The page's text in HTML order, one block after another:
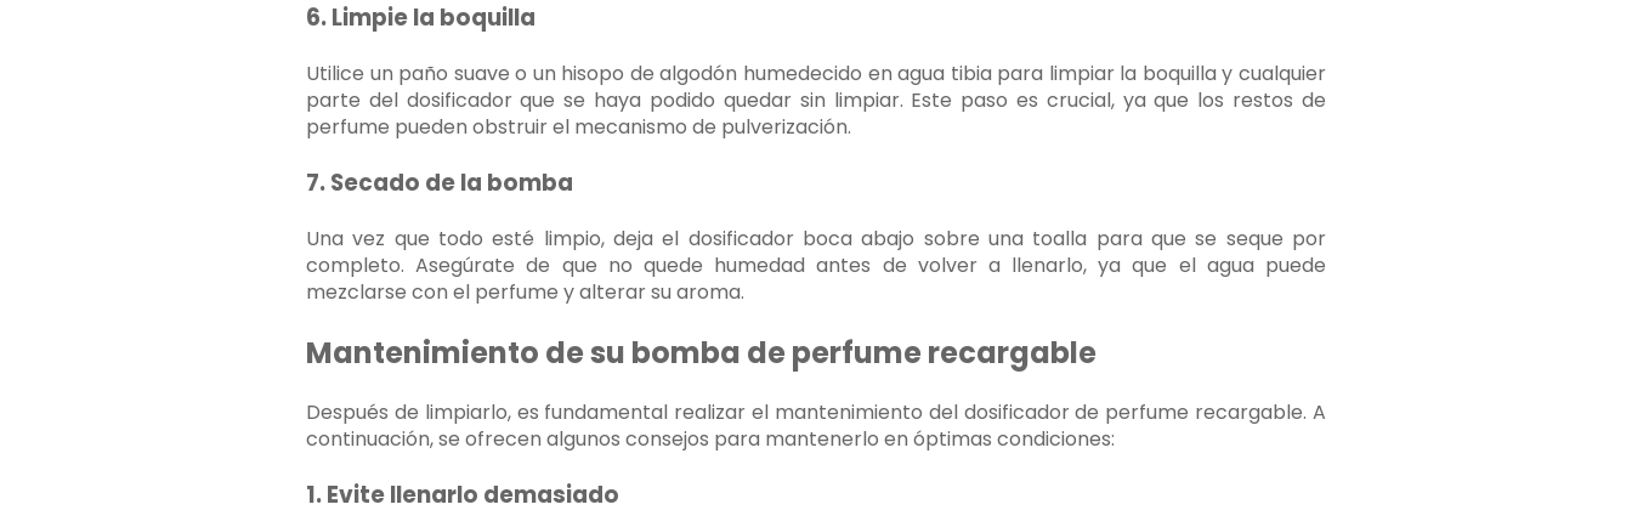
6. Limpie la boquilla
Utilice un paño suave o un hisopo de algodón humedecido en agua tibia para limpiar la boquilla y cualquier
parte del dosificador que se haya podido quedar sin limpiar. Este paso es crucial, ya que los restos de
perfume pueden obstruir el mecanismo de pulverización.
7. Secado de la bomba
Una vez que todo esté limpio, deja el dosificador boca abajo sobre una toalla para que se seque por
completo. Asegúrate de que no quede humedad antes de volver a llenarlo, ya que el agua puede
mezclarse con el perfume y alterar su aroma.
Mantenimiento de su bomba de perfume recargable
Después de limpiarlo, es fundamental realizar el mantenimiento del dosificador de perfume recargable. A
continuación, se ofrecen algunos consejos para mantenerlo en óptimas condiciones:
1. Evite llenarlo demasiado